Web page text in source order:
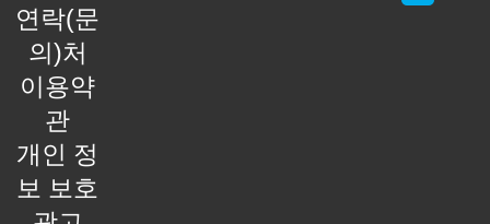
연락(문
의)처
이용약
관
개인 정
보 보호